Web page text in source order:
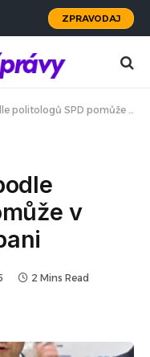
ZPRAVODAJ
SPD pomůže v předvolební kampani
v
2 Mins Read